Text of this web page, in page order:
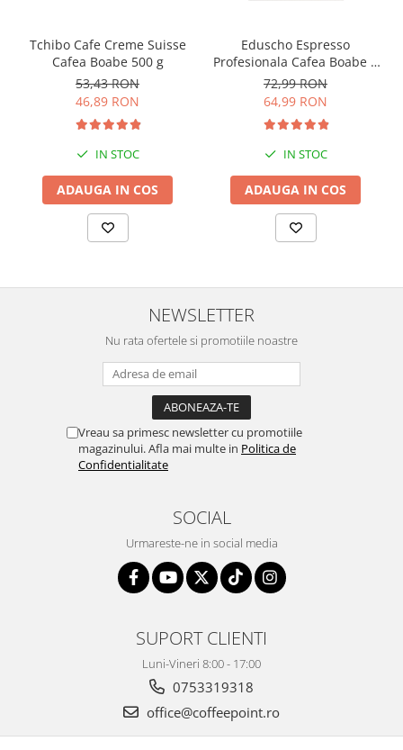
Tchibo Cafe Creme Suisse
Cafea Boabe 500 g
53,43 RON
46,89 RON
IN STOC
ADAUGA IN COS
Eduscho Espresso
Profesionala Cafea Boabe 1
Kg
72,99 RON
64,99 RON
IN STOC
ADAUGA IN COS
NEWSLETTER
Nu rata ofertele si promotiile noastre
Vreau sa primesc newsletter cu promotiile
magazinului. Afla mai multe in Politica de
Confidentialitate
SOCIAL
Urmareste-ne in social media
SUPORT CLIENTI
Luni-Vineri 8:00 - 17:00
0753319318
office@coffeepoint.ro